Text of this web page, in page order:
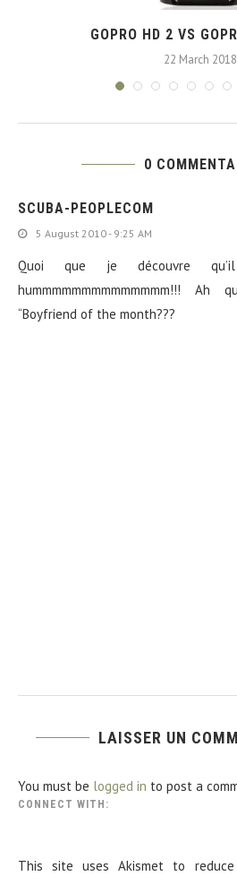
GOPRO HD 2 VS
22 March 2018
0
SCUBA-PEOPLECOM
5 August 2010 - 9:25 AM
Quoi que je découvre
hummmmmmmmmmmmmm!!!
“Boyfriend of the month???
LAISSER UN
You must be logged in to post a
CONNECT WITH:
This site uses Akismet to reduce